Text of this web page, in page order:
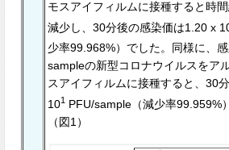
モスアイフィルムに接種すると時
減少し、30分後の感染価は1.20 x
少率99.968%）でした。同様に、
sampleの新型コロナウイルスをア
スアイフィルムに接種すると、30
101
PFU/sample（減少率99.959%
（図1）